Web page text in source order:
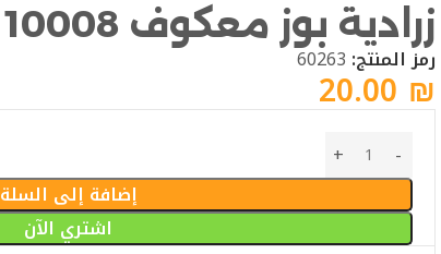
زرادية بوز معكوف 10008
رمز المنتج: 60263
20.00 ₪
إضافة إلى السلة
اشتري الآن